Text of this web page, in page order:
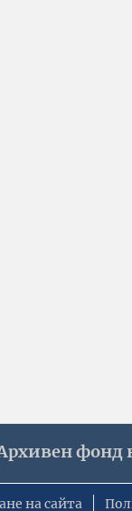
фонд
на сайта